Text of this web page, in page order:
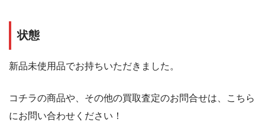
状態
新品未使用品でお持ちいただきました。
コチラの商品や、その他の買取査定のお問合せは、こちら
にお問い合わせください！